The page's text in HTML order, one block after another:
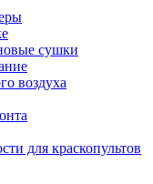
сушки
воздуха
для краскопультов